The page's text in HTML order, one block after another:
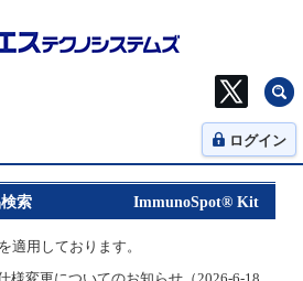
ログイン
ImmunoSpot® Kit
索
適用しております。